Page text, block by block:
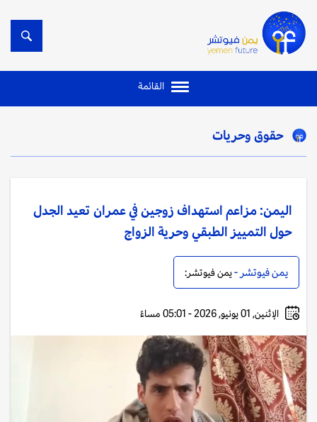
القائمة
حقوق وحريات
اليمن: مزاعم استهداف زوجين في عمران تعيد الجدل
حول التمييز الطبقي وحرية الزواج
يمن فيوتشر -يمن فيوتشر:
الإثنين, 01 يونيو, 2026 - 05:01 مساءً